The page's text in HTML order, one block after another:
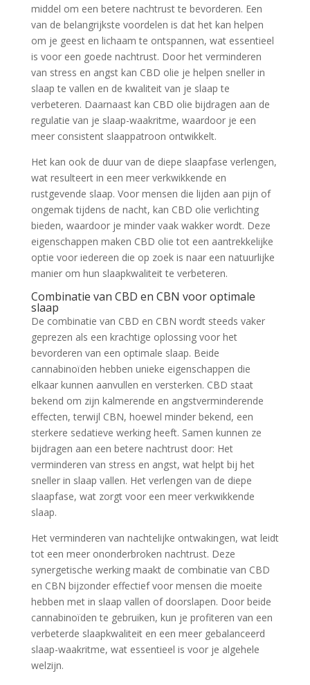
middel om een betere nachtrust te bevorderen. Een
van de belangrijkste voordelen is dat het kan helpen
om je geest en lichaam te ontspannen, wat essentieel
is voor een goede nachtrust. Door het verminderen
van stress en angst kan CBD olie je helpen sneller in
slaap te vallen en de kwaliteit van je slaap te
verbeteren. Daarnaast kan CBD olie bijdragen aan de
regulatie van je slaap-waakritme, waardoor je een
meer consistent slaappatroon ontwikkelt.
Het kan ook de duur van de diepe slaapfase verlengen,
wat resulteert in een meer verkwikkende en
rustgevende slaap. Voor mensen die lijden aan pijn of
ongemak tijdens de nacht, kan CBD olie verlichting
bieden, waardoor je minder vaak wakker wordt. Deze
eigenschappen maken CBD olie tot een aantrekkelijke
optie voor iedereen die op zoek is naar een natuurlijke
manier om hun slaapkwaliteit te verbeteren.
Combinatie van CBD en CBN voor optimale
slaap
De combinatie van CBD en CBN wordt steeds vaker
geprezen als een krachtige oplossing voor het
bevorderen van een optimale slaap. Beide
cannabinoïden hebben unieke eigenschappen die
elkaar kunnen aanvullen en versterken. CBD staat
bekend om zijn kalmerende en angstverminderende
effecten, terwijl CBN, hoewel minder bekend, een
sterkere sedatieve werking heeft. Samen kunnen ze
bijdragen aan een betere nachtrust door: Het
verminderen van stress en angst, wat helpt bij het
sneller in slaap vallen. Het verlengen van de diepe
slaapfase, wat zorgt voor een meer verkwikkende
slaap.
Het verminderen van nachtelijke ontwakingen, wat leidt
tot een meer ononderbroken nachtrust. Deze
synergetische werking maakt de combinatie van CBD
en CBN bijzonder effectief voor mensen die moeite
hebben met in slaap vallen of doorslapen. Door beide
cannabinoïden te gebruiken, kun je profiteren van een
verbeterde slaapkwaliteit en een meer gebalanceerd
slaap-waakritme, wat essentieel is voor je algehele
welzijn.